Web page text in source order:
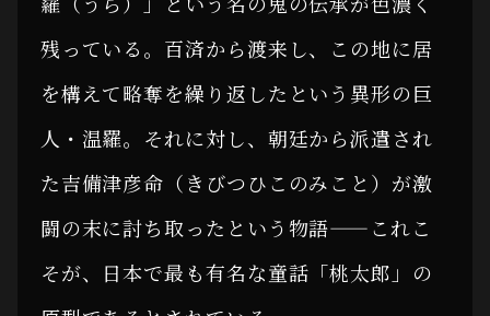
残っている。百済から渡来し、この地に居
を構えて略奪を繰り返したという異形の巨
人・温羅。それに対し、朝廷から派遣され
た吉備津彦命（きびつひこのみこと）が激
闘の末に討ち取ったという物語——これこ
そが、日本で最も有名な童話「桃太郎」の